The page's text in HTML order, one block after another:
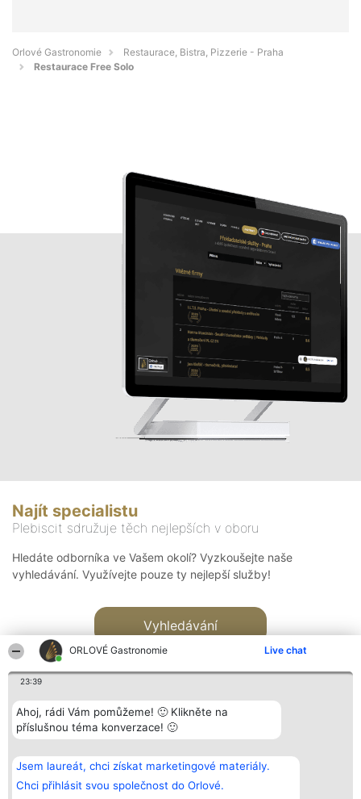
ORLOVÉ Gastronomie Live chat
23:39
Ahoj, rádi Vám pomůžeme! 🙂 Klikněte na
příslušnou téma konverzace! 🙂
Jsem laureát, chci získat marketingové materiály.
Chci přihlásit svou společnost do Orlové.
Orlové Gastronomie
Restaurace, Bistra, Pizzerie - Praha
Restaurace Free Solo
Najít specialistu
Plebiscit sdružuje těch nejlepších v oboru
Hledáte odborníka ve Vašem okolí? Vyzkoušejte naše
vyhledávání. Využívejte pouze ty nejlepší služby!
Vyhledávání
Bright Side Solutions sp. z o.
o. sp. k.
ul. Ruska 22
Wrocław 50-079
Vítězové
Seznam všech
laureátů
Zásady
Kontakt